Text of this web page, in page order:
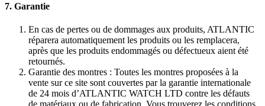
7. Garantie
En cas de pertes ou de dommages aux produits, ATLANTIC
réparera automatiquement les produits ou les remplacera,
après que les produits endommagés ou défectueux aient été
retournés.
Garantie des montres : Toutes les montres proposées à la
vente sur ce site sont couvertes par la garantie internationale
de 24 mois d’ATLANTIC WATCH LTD contre les défauts